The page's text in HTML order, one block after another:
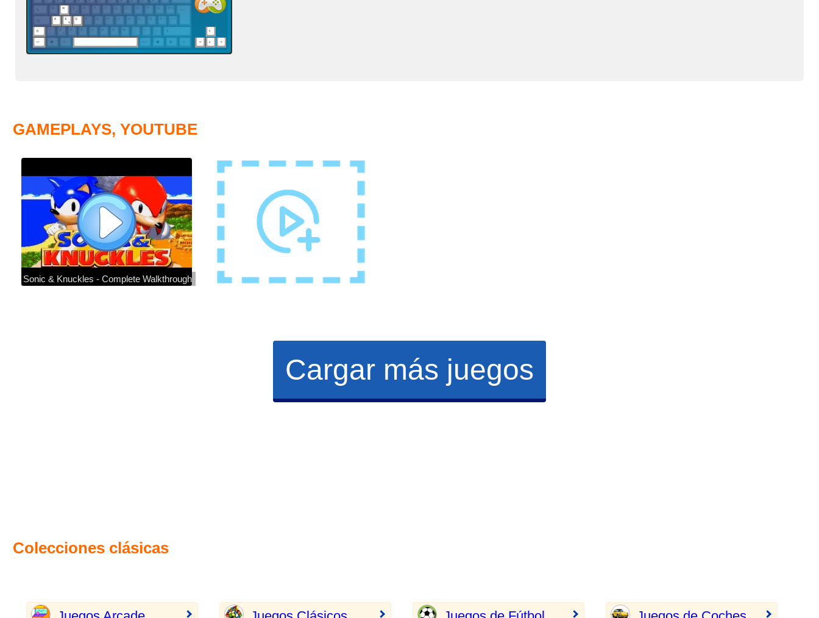
GAMEPLAYS, YOUTUBE
Sonic & Knuckles - Complete Walkthrough
Cargar más juegos
Colecciones clásicas